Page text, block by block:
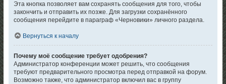
Эта кнопка позволяет вам сохранять сообщения для того, чтобы
закончить и отправить их позже. Для загрузки сохранённого
сообщения перейдите в параграф «Черновики» личного раздела.
Вернуться к началу
Почему моё сообщение требует одобрения?
Администратор конференции может решить, что сообщения
требуют предварительного просмотра перед отправкой на форум.
Возможно также, что администратор включил вас в группу